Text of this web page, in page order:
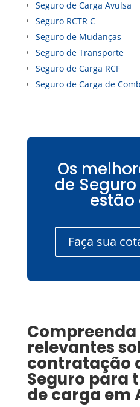
Seguro de Carga Avulsa
Seguro RCTR C
Seguro de Mudanças
Seguro de Transporte
Seguro de Carga RCF
Seguro de Carga de
Os
de
estão
Faça sua
relevantes
contratação
Seguro para
de carga em